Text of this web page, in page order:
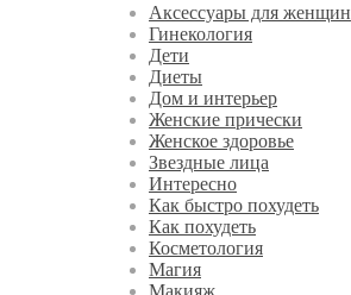
Аксессуары для женщин
Гинекология
Дети
Диеты
Дом и интерьер
Женские прически
Женское здоровье
Звездные лица
Интересно
Как быстро похудеть
Как похудеть
Косметология
Магия
Макияж